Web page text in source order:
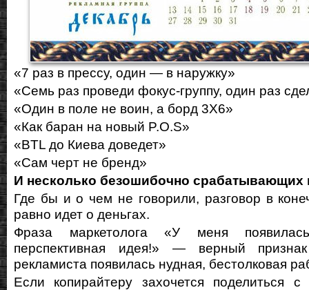
«7 раз в прессу, один — в наружку»
«Семь раз проведи фокус-группу, один раз
«Один в поле не воин, а борд 3Х6»
«Как баран на новый P.O.S»
«BTL до Киева доведет»
«Сам черт не бренд»
И несколько безошибочно срабатывающих
Где бы и о чем не говорили, разговор в
равно идет о деньгах.
Фраза маркетолога «У меня
перспективная идея!» — верный
рекламиста появилась нудная, бестолковая
Если копирайтеру захочется поделиться с